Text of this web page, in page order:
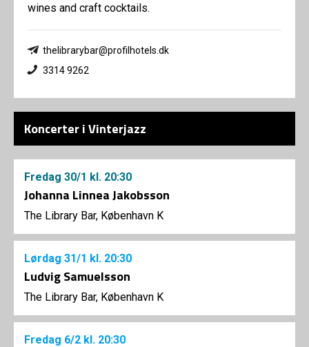
wines and craft cocktails.
thelibrarybar@profilhotels.dk
3314 9262
Koncerter i Vinterjazz
Fredag 30/1 kl. 20:30
Johanna Linnea Jakobsson
The Library Bar, København K
Lørdag 31/1 kl. 20:30
Ludvig Samuelsson
The Library Bar, København K
Fredag 6/2 kl. 20:30